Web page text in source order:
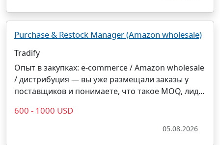
Purchase & Restock Manager (Amazon wholesale)
Tradify
Опыт в закупках: e-commerce / Amazon wholesale
/ дистрибуция — вы уже размещали заказы у
поставщиков и понимаете, что такое MOQ, лид...
600 - 1000 USD
05.08.2026